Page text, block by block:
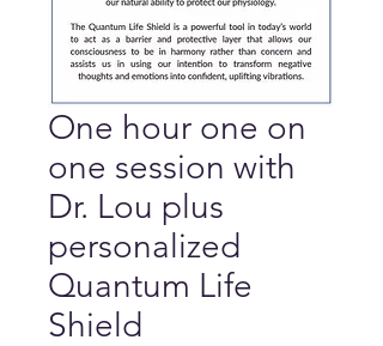
One hour one on
one session with
Dr. Lou plus
personalized
Quantum Life
Shield